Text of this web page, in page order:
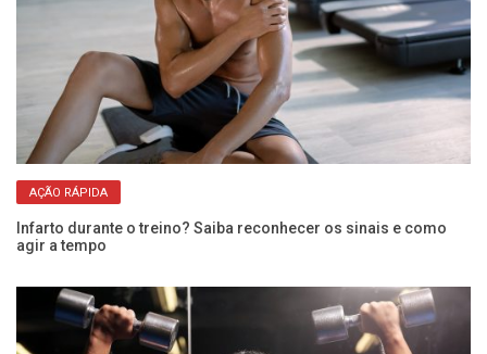
AÇÃO RÁPIDA
Infarto durante o treino? Saiba reconhecer os sinais e como
agir a tempo